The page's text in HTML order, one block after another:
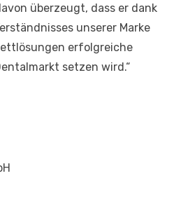
überzeugt, dass er dank
unserer Marke
erfolgreiche
setzen wird.“